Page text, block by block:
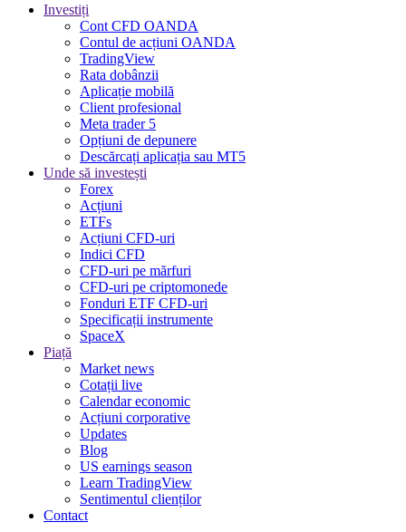
Investiți
Cont CFD OANDA
Contul de acțiuni OANDA
TradingView
Rata dobânzii
Aplicație mobilă
Client profesional
Meta trader 5
Opțiuni de depunere
Descărcați aplicația sau MT5
Unde să investești
Forex
Acțiuni
ETFs
Acțiuni CFD-uri
Indici CFD
CFD-uri pe mărfuri
CFD-uri pe criptomonede
Fonduri ETF CFD-uri
Specificații instrumente
SpaceX
Piață
Market news
Cotații live
Calendar economic
Acțiuni corporative
Updates
Blog
US earnings season
Learn TradingView
Sentimentul clienților
Contact